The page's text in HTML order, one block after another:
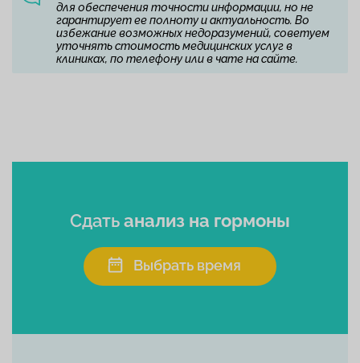
для обеспечения точности информации, но не
гарантирует ее полноту и актуальность. Во
избежание возможных недоразумений, советуем
уточнять стоимость медицинских услуг в
клиниках, по телефону или в чате на сайте.
Сдатьанализ на гормоны
Выбрать время